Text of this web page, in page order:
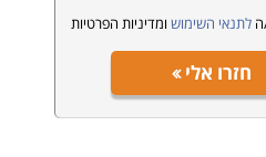
הלתנאי השימוש ומדיניות הפרטיות
חזרו אלי